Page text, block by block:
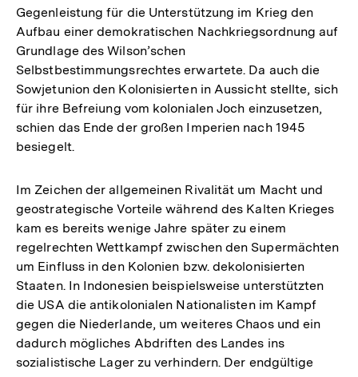
Gegenleistung für die Unterstützung im Krieg den
Aufbau einer demokratischen Nachkriegsordnung auf
Grundlage des Wilson’schen
Selbstbestimmungsrechtes erwartete. Da auch die
Sowjetunion den Kolonisierten in Aussicht stellte, sich
für ihre Befreiung vom kolonialen Joch einzusetzen,
schien das Ende der großen Imperien nach 1945
besiegelt.
Im Zeichen der allgemeinen Rivalität um Macht und
geostrategische Vorteile während des Kalten Krieges
kam es bereits wenige Jahre später zu einem
regelrechten Wettkampf zwischen den Supermächten
um Einfluss in den Kolonien bzw. dekolonisierten
Staaten. In Indonesien beispielsweise unterstützten
die USA die antikolonialen Nationalisten im Kampf
gegen die Niederlande, um weiteres Chaos und ein
dadurch mögliches Abdriften des Landes ins
sozialistische Lager zu verhindern. Der endgültige